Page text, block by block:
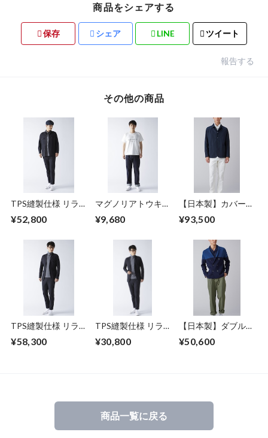
商品をシェアする
保存 シェア LINE ツイート
報告する
その他の商品
TPS縫製仕様 リラ
ャツジャケット（セ
¥52,800
マグノリアトウキョ
¥9,680
【日本製】カバーオ
¥93,500
TPS縫製仕様 リラ
ケット（セットアッ
¥58,300
TPS縫製仕様 リラ
ンツ（セットアップ
¥30,800
【日本製】ダブルニ
¥50,600
商品一覧に戻る